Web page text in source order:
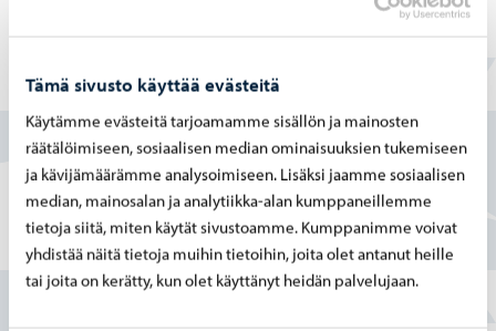
Tämä sivusto käyttää evästeitä
Käytämme evästeitä tarjoamamme sisällön ja mainosten
räätälöimiseen, sosiaalisen median ominaisuuksien tukemiseen
ja kävijämäärämme analysoimiseen. Lisäksi jaamme sosiaalisen
median, mainosalan ja analytiikka-alan kumppaneillemme
tietoja siitä, miten käytät sivustoamme. Kumppanimme voivat
yhdistää näitä tietoja muihin tietoihin, joita olet antanut heille
tai joita on kerätty, kun olet käyttänyt heidän palvelujaan.
Löysitkö etsimäsi tiedon tältä sivulta?
Kyllä
Osittain
En